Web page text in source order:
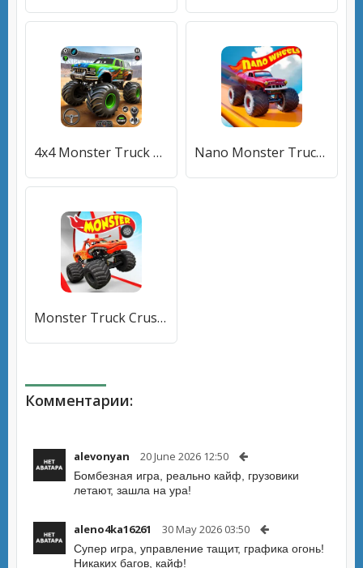
4x4 Monster Truck Racing Games (Монстр Трак Гонки игры) [МОД Mega Pack] APK Android Nano Monster Truck Jam Game [МОД Mega Pack] APK Android
Monster Truck Crush (Монстр Трак Стант) [МОД Unlocked] APK Android
Комментарии:
alevonyan 20 June 2026 12:50
Бомбезная игра, реально кайф, грузовики
летают, зашла на ура!
aleno4ka16261 30 May 2026 03:50
Супер игра, управление тащит, графика огонь!
Никаких багов, кайф!